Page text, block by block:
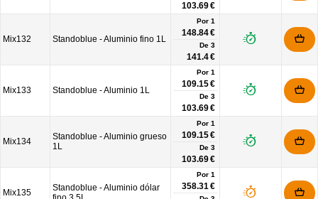
103.69 €
Mix132 Standoblue - Aluminio fino 1L
Por 1
148.84 €
De 3
141.4 €
Mix133 Standoblue - Aluminio 1L
Por 1
109.15 €
De 3
103.69 €
Mix134
Standoblue - Aluminio grueso
1L
Por 1
109.15 €
De 3
103.69 €
Mix135
Standoblue - Aluminio dólar
Por 1
358.31 €